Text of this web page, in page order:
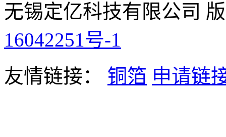
无锡定亿科技有限公司
16042251号-1
友情链接： 铜箔 申请链